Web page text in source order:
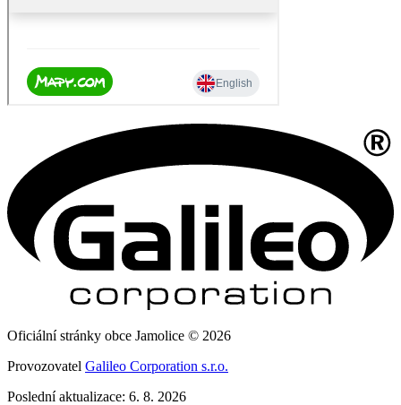
Oficiální stránky obce Jamolice © 2026
Provozovatel Galileo Corporation s.r.o.
Poslední aktualizace: 6. 8. 2026